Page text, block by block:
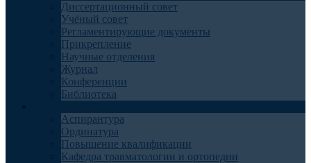
Диссертационный совет
Учёный совет
Регламентирующие документы
Прикрепление
Научные отделения
Журнал
Конференции
Библиотека
Аспирантура
Ординатура
Повышение квалификации
Кафедра травматологии и ортопедии